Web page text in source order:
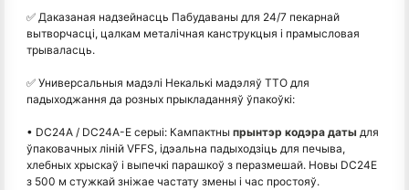
✅ Даказаная надзейнасць Пабудаваны для 24/7 пекарнай
вытворчасці, цалкам металічная канструкцыя і прамысловая
трываласць.
✅ Универсальныя мадэлі Некалькі мадэляў TTO для
падыходжання да розных прыкладанняў ўпакоўкі:
• DC24A / DC24A-E серыі: Кампактны прынтэр кодэра даты для
ўпаковачных ліній VFFS, ідэальна падыходзіць для печыва,
хлебных хрыскаў і выпечкі парашкоў з перазмешай. Новы DC24E
з 500 м стужкай зніжае частату змены і час простояў.